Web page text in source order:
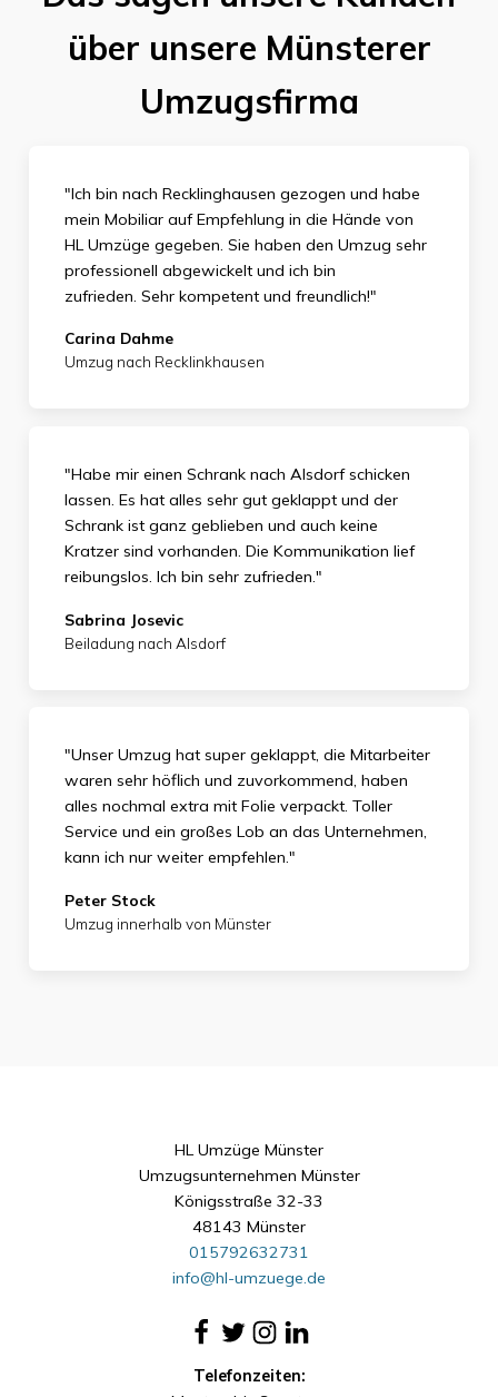
über unsere Münsterer
Umzugsfirma
"Ich bin nach Recklinghausen gezogen und habe
mein Mobiliar auf Empfehlung in die Hände von
HL Umzüge gegeben. Sie haben den Umzug sehr
professionell abgewickelt und ich bin
zufrieden. Sehr kompetent und freundlich!"
Carina Dahme
Umzug nach Recklinkhausen
"Habe mir einen Schrank nach Alsdorf schicken
lassen. Es hat alles sehr gut geklappt und der
Schrank ist ganz geblieben und auch keine
Kratzer sind vorhanden. Die Kommunikation lief
reibungslos. Ich bin sehr zufrieden."
Sabrina Josevic
Beiladung nach Alsdorf
"Unser Umzug hat super geklappt, die Mitarbeiter
waren sehr höflich und zuvorkommend, haben
alles nochmal extra mit Folie verpackt. Toller
Service und ein großes Lob an das Unternehmen,
kann ich nur weiter empfehlen."
Peter Stock
Umzug innerhalb von Münster
HL Umzüge Münster
Umzugsunternehmen Münster
Königsstraße 32-33
48143 Münster
015792632731
info@hl-umzuege.de
Telefonzeiten: